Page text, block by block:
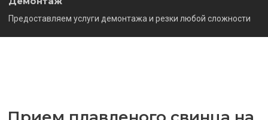
Предоставляем услуги демонтажа и резки любой сложности